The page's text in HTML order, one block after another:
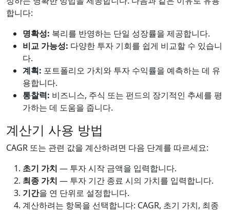
합니다:
명확성: 복리를 반영하는 단일 성장률을 제공합니다.
비교 가능성: 다양한 투자 기회를 쉽게 비교할 수 있습니
다.
계획: 포트폴리오 가치와 투자 수익률을 예측하는 데 유
용합니다.
통찰력: 비즈니스, 주식 또는 펀드의 장기적인 추세를 평
가하는 데 도움을 줍니다.
계산기 사용 방법
CAGR 또는 관련 값을 계산하려면 다음 단계를 따르세요:
초기 가치 — 투자 시작 금액을 입력합니다.
최종 가치 — 투자 기간 종료 시의 가치를 입력합니다.
기간을 연 단위로 설정합니다.
계산하려는 항목을 선택합니다: CAGR, 초기 가치, 최종